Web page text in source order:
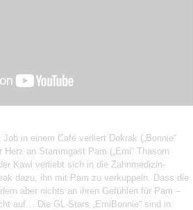
in einem Café verliert Dokrak („Bonnie“
an Stammgast Pam („Emi“ Thasorn
Kawi verliebt sich in die Zahnmedizin-
dazu, ihn mit Pam zu verkuppeln. Dass die
aber nichts an ihren Gefühlen für Pam –
auf… Die GL-Stars „EmiBonnie“ sind in